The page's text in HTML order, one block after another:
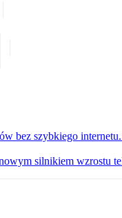
bez szybkiego
silnikiem wzrostu